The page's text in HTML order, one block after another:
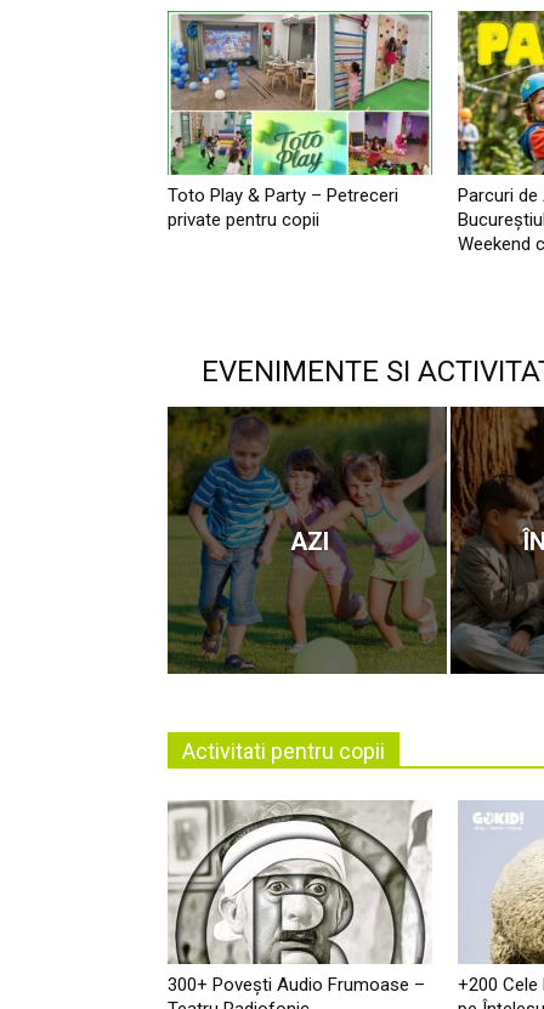
Toto Play & Party – Petreceri
private pentru copii
Parcuri
Weekend
EVENIMENTE SI
AZI
Activitati pentru copii
300+ Povești Audio Frumoase –
+200 Cele